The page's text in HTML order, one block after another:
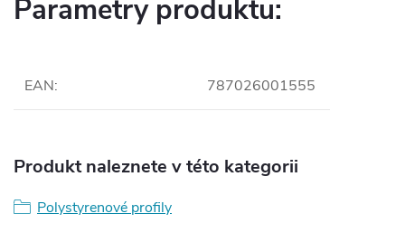
Parametry produktu:
EAN: 787026001555
Produkt naleznete v této kategorii
Polystyrenové profily